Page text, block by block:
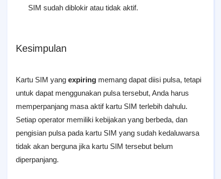
SIM sudah diblokir atau tidak aktif.
Kesimpulan
Kartu SIM yang expiring memang dapat diisi pulsa, tetapi
untuk dapat menggunakan pulsa tersebut, Anda harus
memperpanjang masa aktif kartu SIM terlebih dahulu.
Setiap operator memiliki kebijakan yang berbeda, dan
pengisian pulsa pada kartu SIM yang sudah kedaluwarsa
tidak akan berguna jika kartu SIM tersebut belum
diperpanjang.